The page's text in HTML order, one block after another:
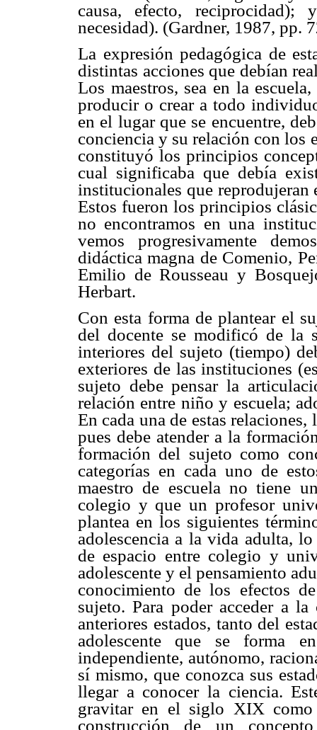
causa, efecto,
necesidad). (Gardner, 1987, pp.
La expresión pedagógica de
distintas acciones que debían
Los maestros, sea en la
producir o crear a todo
en el lugar que se encuentre,
conciencia y su relación con los
constituyó los principios
cual significaba que debía
institucionales que reprodujeran
Estos fueron los principios
no encontramos en una
vemos progresivamente
didáctica magna de Comenio,
Emilio de Rousseau y
Herbart.
Con esta forma de plantear el
del docente se modificó de la
interiores del sujeto (tiempo)
exteriores de las instituciones
sujeto debe pensar la
relación entre niño y escuela;
En cada una de estas
pues debe atender a la
formación del sujeto como
categorías en cada uno de
maestro de escuela no tiene
colegio y que un profesor
plantea en los siguientes
adolescencia a la vida adulta,
de espacio entre colegio y
adolescente y el pensamiento
conocimiento de los efectos
sujeto. Para poder acceder a
anteriores estados, tanto del
adolescente que se forma
independiente, autónomo,
sí mismo, que conozca sus
llegar a conocer la ciencia.
gravitar en el siglo XIX como
construcción de un